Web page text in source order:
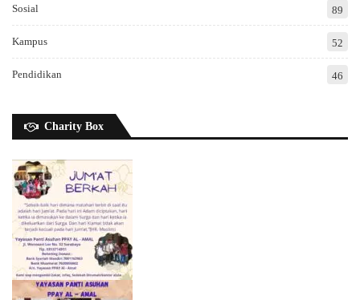
Sosial 89
Kampus 52
Pendidikan 46
Charity Box